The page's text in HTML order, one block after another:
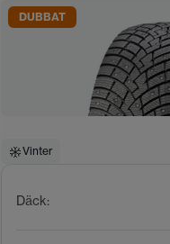
DUBBAT
Vinter
Däck: